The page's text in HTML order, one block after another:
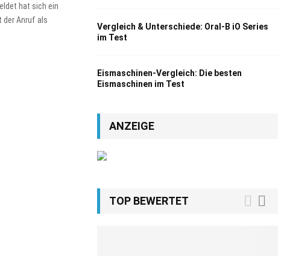
hat sich ein
der Anruf als
Vergleich & Unterschiede: Oral-B iO Series
im Test
Eismaschinen-Vergleich: Die besten
Eismaschinen im Test
ANZEIGE
TOP BEWERTET